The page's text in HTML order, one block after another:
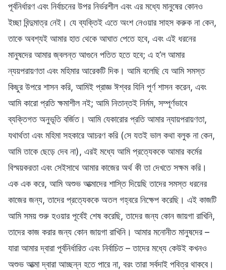
পূর্বনির্ধারণ এবং নির্বাচনের উপর নির্ভরশীল এবং এর মধ্যে মানুষের কোনও
ইচ্ছা বিন্দুমাত্র নেই। যে ব্যক্তিই এতে অংশ নেওয়ার সাহস করুক না কেন,
তাকে অবশ্যই আমার হাত থেকে আঘাত পেতে হবে, এবং এই ধরনের
মানুষদের আমার জ্বলন্ত আগুনে পতিত হতে হবে; এ হ’ল আমার
ন্যয়পরায়ণতা এবং মহিমার আরেকটি দিক। আমি বলেছি যে আমি সমস্ত
কিছুর উপরে শাসন করি, আমিই প্রাজ্ঞ ঈশ্বর যিনি পূর্ণ শাসন করেন, এবং
আমি কারো প্রতি ক্ষমাশীল নই; আমি নিতান্তই নির্মম, সম্পূর্ণভাবে
ব্যক্তিগত অনুভূতি বর্জিত। আমি যেকারোর প্রতি আমার ন্যায়পরায়ণতা,
যথার্থতা এবং মহিমা সহকারে আচরণ করি (সে যতই ভাল কথা বলুক না কেন,
আমি তাকে ছেড়ে দেব না), এরই মধ্যে আমি প্রত্যেককে আমার কর্মের
বিস্ময়করতা এবং সেইসাথে আমার কাজের অর্থ কী তা দেখতে সক্ষম করি।
এক এক করে, আমি অশুভ আত্মাদের শাস্তি দিয়েছি তাদের সমস্ত ধরনের
কাজের জন্য, তাদের প্রত্যেককে অতল গহ্বরে নিক্ষেপ করেছি। এই কাজটি
আমি সময় শুরু হওয়ার পূর্বেই শেষ করেছি, তাদের জন্য কোন জায়গা রাখিনি,
তাদের কাজ করার জন্য কোন জায়গা রাখিনি। আমার মনোনীত মানুষদের –
যারা আমার দ্বারা পূর্বনির্ধারিত এবং নির্বাচিত – তাদের মধ্যে কেউই কখনও
অশুভ আত্মা দ্বারা আচ্ছন্ন হতে পারে না, বরং তারা সর্বদাই পবিত্র থাকবে।